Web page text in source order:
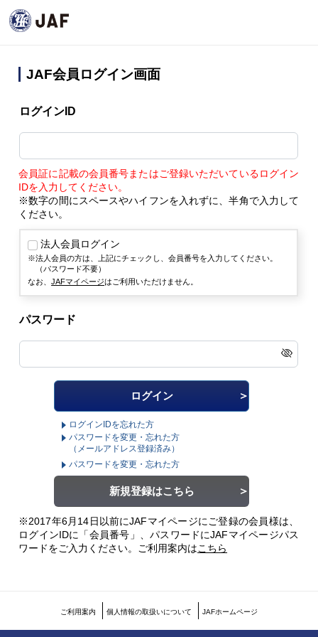
JAF会員ログイン画面
ログインID
会員証に記載の会員番号またはご登録いただいているログイン
IDを入力してください。
※数字の間にスペースやハイフンを入れずに、半角で入力して
ください。
法人会員ログイン
法人会員の方は、上記にチェックし、会員番号を入力してください。
（パスワード不要）
なお、JAFマイページはご利用いただけません。
パスワード
ログインIDを忘れた方
パスワードを変更・忘れた方
（メールアドレス登録済み）
パスワードを変更・忘れた方
新規登録はこちら
※2017年6月14日以前にJAFマイページにご登録の会員様は、
ログインIDに「会員番号」、パスワードにJAFマイページパス
ワードをご入力ください。 ご利用案内はこちら
ご利用案内 個人情報の取扱いについて JAFホームページ